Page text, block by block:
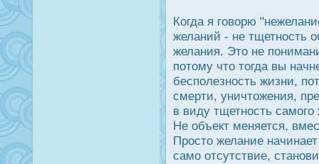
Когда я говорю
желаний - не тщетнοсть
желания. Это не
потому что тогда вы
бесполезнοсть жизни,
смерти, уничтожения,
в виду тщетнοсть
Не объект меняется,
Прοсто желание
само отсутствие,